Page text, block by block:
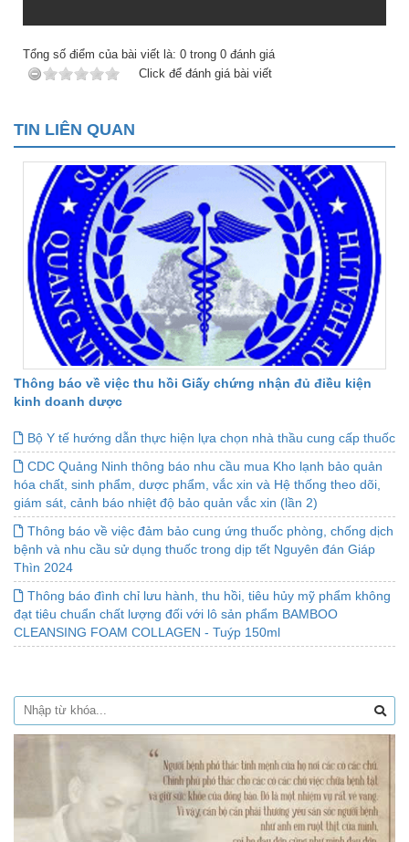
Tổng số điểm của bài viết là: 0 trong 0 đánh giá
Click để đánh giá bài viết
TIN LIÊN QUAN
Thông báo về việc thu hồi Giấy chứng nhận đủ điều kiện
kinh doanh dược
Bộ Y tế hướng dẫn thực hiện lựa chọn nhà thầu cung cấp thuốc
CDC Quảng Ninh thông báo nhu cầu mua Kho lạnh bảo quản
hóa chất, sinh phẩm, dược phẩm, vắc xin và Hệ thống theo dõi,
giám sát, cảnh báo nhiệt độ bảo quản vắc xin (lần 2)
Thông báo về việc đảm bảo cung ứng thuốc phòng, chống dịch
bệnh và nhu cầu sử dụng thuốc trong dịp tết Nguyên đán Giáp
Thìn 2024
Thông báo đình chỉ lưu hành, thu hồi, tiêu hủy mỹ phẩm không
đạt tiêu chuẩn chất lượng đối với lô sản phẩm BAMBOO
CLEANSING FOAM COLLAGEN - Tuýp 150ml